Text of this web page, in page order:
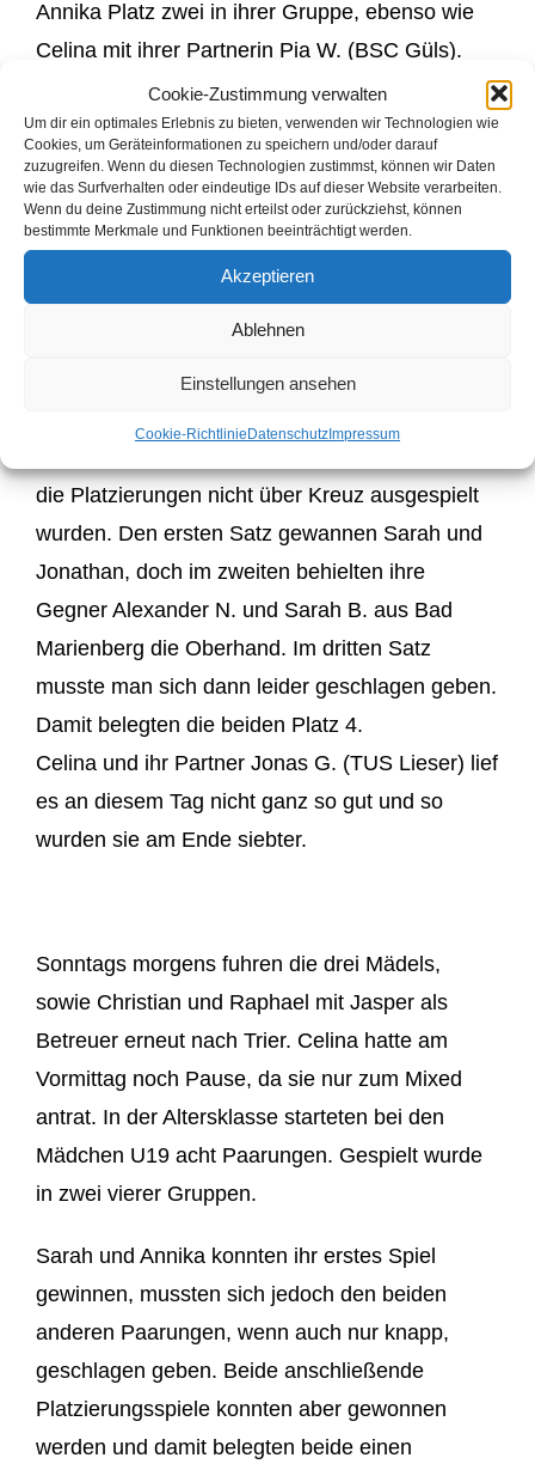
Cookie-Zustimmung verwalten
Um dir ein optimales Erlebnis zu bieten, verwenden wir Technologien wie
Cookies, um Geräteinformationen zu speichern und/oder darauf
zuzugreifen. Wenn du diesen Technologien zustimmst, können wir Daten
wie das Surfverhalten oder eindeutige IDs auf dieser Website verarbeiten.
Wenn du deine Zustimmung nicht erteilst oder zurückziehst, können
bestimmte Merkmale und Funktionen beeinträchtigt werden.
Akzeptieren
Ablehnen
Einstellungen ansehen
Cookie-RichtlinieDatenschutzImpressum
Annika Platz zwei in ihrer Gruppe, ebenso wie
Celina mit ihrer Partnerin Pia W. (BSC Güls).
Beide Paarungen verloren ihr erstes
Platzierungsspiel und so mussten sie
gegeneinander antreten. Nach zwei knappen
Sätzen konnten sich Annika und Sarah
durchsetzen. Damit belegten sie Platz drei und
Celina mit Pia Platz vier.
Nachmittags ging es dann mit den Mixed weiter.
Sarah und ihr Partner Jonathan P. (Trier-
die Platzierungen nicht über Kreuz ausgespielt
wurden. Den ersten Satz gewannen Sarah und
Jonathan, doch im zweiten behielten ihre
Gegner Alexander N. und Sarah B. aus Bad
Marienberg die Oberhand. Im dritten Satz
musste man sich dann leider geschlagen geben.
Damit belegten die beiden Platz 4.
Celina und ihr Partner Jonas G. (TUS Lieser) lief
es an diesem Tag nicht ganz so gut und so
wurden sie am Ende siebter.
Sonntags morgens fuhren die drei Mädels,
sowie Christian und Raphael mit Jasper als
Betreuer erneut nach Trier. Celina hatte am
Vormittag noch Pause, da sie nur zum Mixed
antrat. In der Altersklasse starteten bei den
Mädchen U19 acht Paarungen. Gespielt wurde
in zwei vierer Gruppen.
Sarah und Annika konnten ihr erstes Spiel
gewinnen, mussten sich jedoch den beiden
anderen Paarungen, wenn auch nur knapp,
geschlagen geben. Beide anschließende
Platzierungsspiele konnten aber gewonnen
werden und damit belegten beide einen